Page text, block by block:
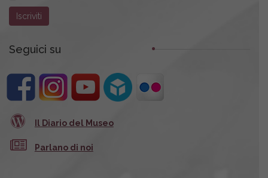
Seguici su
Il Diario del Museo
Parlano di noi